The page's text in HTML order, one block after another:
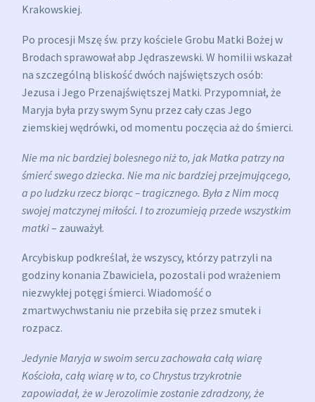
Krakowskiej.
Po procesji Mszę św. przy kościele Grobu Matki Bożej w
Brodach sprawował abp Jędraszewski. W homilii wskazał
na szczególną bliskość dwóch najświętszych osób:
Jezusa i Jego Przenajświętszej Matki. Przypomniał, że
Maryja była przy swym Synu przez cały czas Jego
ziemskiej wędrówki, od momentu poczęcia aż do śmierci.
Nie ma nic bardziej bolesnego niż to, jak Matka patrzy na
śmierć swego dziecka. Nie ma nic bardziej przejmującego,
a po ludzku rzecz biorąc – tragicznego. Była z Nim mocą
swojej matczynej miłości. I to zrozumieją przede wszystkim
matki– zauważył.
Arcybiskup podkreślał, że wszyscy, którzy patrzyli na
godziny konania Zbawiciela, pozostali pod wrażeniem
niezwykłej potęgi śmierci. Wiadomość o
zmartwychwstaniu nie przebiła się przez smutek i
rozpacz.
Jedynie Maryja w swoim sercu zachowała całą wiarę
Kościoła, całą wiarę w to, co Chrystus trzykrotnie
zapowiadał, że w Jerozolimie zostanie zdradzony, że